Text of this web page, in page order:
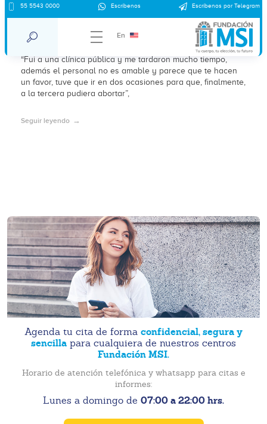
55 5543 0000 Escríbenos Escríbenos por Telegram
En
¿Qué se necesita para realizar un aborto
en la CdMx?
“Fui a una clínica pública y me tardaron mucho tiempo,
además el personal no es amable y parece que te hacen
un favor, tuve que ir en dos ocasiones para que, finalmente,
a la tercera pudiera abortar”,
Seguir leyendo
Agenda tu cita de forma confidencial, segura y
sencilla para cualquiera de nuestros centros
Fundación MSI.
Horario de atención telefónica y whatsapp para citas e
informes:
Lunes a domingo de 07:00 a 22:00 hrs.